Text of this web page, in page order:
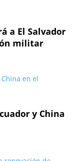
a El Salvador
militar
y China